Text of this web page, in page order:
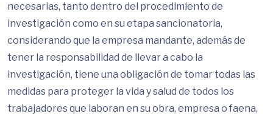
necesarias, tanto dentro del procedimiento de
investigación como en su etapa sancionatoria,
considerando que la empresa mandante, además de
tener la responsabilidad de llevar a cabo la
investigación, tiene una obligación de tomar todas las
medidas para proteger la vida y salud de todos los
trabajadores que laboran en su obra, empresa o faena,